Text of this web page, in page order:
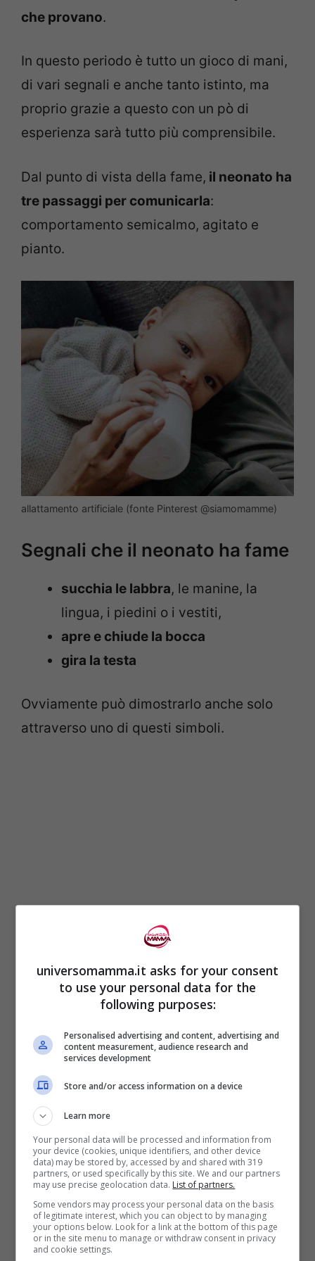
che provano.
In questo periodo è tutto un gioco di mani,
di vari segnali e anche tanto istinto, ma
proprio grazie a questo con un pò di
esperienza sarà tutto più comprensibile.
Dal punto di vista della fame, il neonato ha
tre passaggi per comunicarla:
comportamento semicalmo, agitato e
pianto.
allattamento artificiale (fonte Pinterest @siamomamme)
Segnali che il neonato ha fame
succhia le labbra, le manine, la
lingua, i piedini o i vestiti,
apre e chiude la bocca
gira la testa
Ovviamente può dimostrarlo anche solo
attraverso uno di questi simboli.
agitazione, quando la situazione inizia ad
essere abbastanza irrecuperabile:
ondeggia la testa
Dopo questa fase arriva la tragedia:cioè il
pianto. Quando il pianto prende il
sopravvento significa che è molto tardi e
allattare il bimbo diventa davvero difficile,
perché calmarlo è sempre più complicato.
universomamma.it asks for your consent
to use your personal data for the
following purposes:
Personalised advertising and content, advertising and
content measurement, audience research and
services development
Store and/or access information on a device
Learn more
Your personal data will be processed and information from
your device (cookies, unique identifiers, and other device
data) may be stored by, accessed by and shared with 319
partners, or used specifically by this site. We and our partners
may use precise geolocation data. List of partners.
Some vendors may process your personal data on the basis
of legitimate interest, which you can object to by managing
your options below. Look for a link at the bottom of this page
or in the site menu to manage or withdraw consent in privacy
and cookie settings.